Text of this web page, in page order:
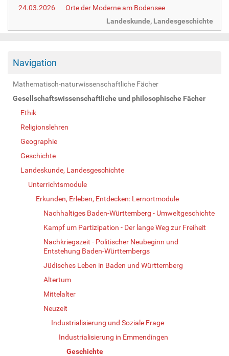
24.03.2026
Orte der Moderne am Bodensee
Landeskunde, Landesgeschichte
Navigation
Mathematisch-naturwissenschaftliche Fächer
Gesellschaftswissenschaftliche und philosophische Fächer
Ethik
Religionslehren
Geographie
Geschichte
Landeskunde, Landesgeschichte
Unterrichtsmodule
Erkunden, Erleben, Entdecken: Lernortmodule
Nachhaltiges Baden-Württemberg - Umweltgeschichte
Kampf um Partizipation - Der lange Weg zur Freiheit
Nachkriegszeit - Politischer Neubeginn und
Entstehung Baden-Württembergs
Jüdisches Leben in Baden und Württemberg
Altertum
Mittelalter
Neuzeit
Industrialisierung und Soziale Frage
Industrialisierung in Emmendingen
Geschichte